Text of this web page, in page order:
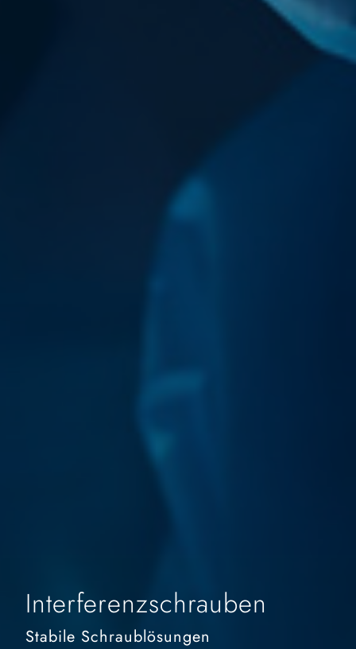
Interferenzschrauben
Stabile Schraublösungen